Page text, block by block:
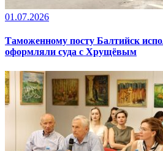
01.07.2026
Таможенному посту Балтийск
оформляли суда с Хрущёвым